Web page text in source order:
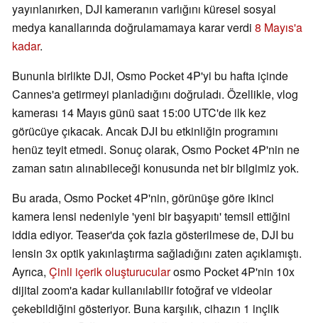
yayınlanırken, DJI kameranın varlığını küresel sosyal
medya kanallarında doğrulamamaya karar verdi 8 Mayıs'a
kadar.
Bununla birlikte DJI, Osmo Pocket 4P'yi bu hafta içinde
Cannes'a getirmeyi planladığını doğruladı. Özellikle, vlog
kamerası 14 Mayıs günü saat 15:00 UTC'de ilk kez
görücüye çıkacak. Ancak DJI bu etkinliğin programını
henüz teyit etmedi. Sonuç olarak, Osmo Pocket 4P'nin ne
zaman satın alınabileceği konusunda net bir bilgimiz yok.
Bu arada, Osmo Pocket 4P'nin, görünüşe göre ikinci
kamera lensi nedeniyle 'yeni bir başyapıtı' temsil ettiğini
iddia ediyor. Teaser'da çok fazla gösterilmese de, DJI bu
lensin 3x optik yakınlaştırma sağladığını zaten açıklamıştı.
Ayrıca, Çinli içerik oluşturucularosmo Pocket 4P'nin 10x
dijital zoom'a kadar kullanılabilir fotoğraf ve videolar
çekebildiğini gösteriyor. Buna karşılık, cihazın 1 inçlik